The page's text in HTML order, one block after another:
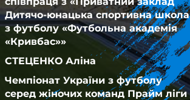
Дитячо-юнацька спортивна школа
з футболу «Футбольна академія
«Кривбас»»
СТЕЦЕНКО Аліна
Чемпіонат України з футболу
серед жіночих команд Прайм ліги